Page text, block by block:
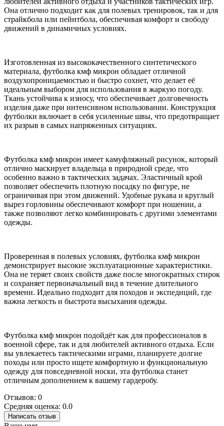
Она отлично подходит как для полевых тренировок, так и для
страйкбола или пейнтбола, обеспечивая комфорт и свободу
движений в динамичных условиях.
Изготовленная из высококачественного синтетического
материала, футболка кмф микрон обладает отличной
воздухопроницаемостью и быстро сохнет, что делает её
идеальным выбором для использования в жаркую погоду.
Ткань устойчива к износу, что обеспечивает долговечность
изделия даже при интенсивном использовании. Конструкция
футболки включает в себя усиленные швы, что предотвращает
их разрыв в самых напряженных ситуациях.
Футболка кмф микрон имеет камуфляжный рисунок, который
отлично маскирует владельца в природной среде, что
особенно важно в тактических задачах. Эластичный крой
позволяет обеспечить плотную посадку по фигуре, не
ограничивая при этом движений. Удобные рукава и круглый
вырез горловины обеспечивают комфорт при ношении, а
также позволяют легко комбинировать с другими элементами
одежды.
Проверенная в полевых условиях, футболка кмф микрон
демонстрирует высокие эксплуатационные характеристики.
Она не теряет своих свойств даже после многократных стирок
и сохраняет первоначальный вид в течение длительного
времени. Идеально подходит для походов и экспедиций, где
важна легкость и быстрота высыхания одежды.
Футболка кмф микрон подойдёт как для профессионалов в
военной сфере, так и для любителей активного отдыха. Если
вы увлекаетесь тактическими играми, планируете долгие
походы или просто ищете комфортную и функциональную
одежду для повседневной носки, эта футболка станет
отличным дополнением к вашему гардеробу.
Отзывов: 0
Средняя оценка: 0.0
Написать отзыв